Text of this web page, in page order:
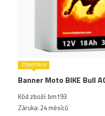
Objednáno
Banner Moto BIKE Bull
Kód zboží: bm193
Záruka: 24 měsíců